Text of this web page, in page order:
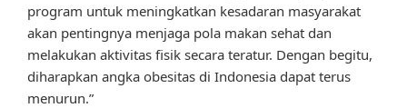
program untuk meningkatkan kesadaran masyarakat
akan pentingnya menjaga pola makan sehat dan
melakukan aktivitas fisik secara teratur. Dengan begitu,
diharapkan angka obesitas di Indonesia dapat terus
menurun.”